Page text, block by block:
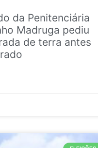
da Penitenciária
Madruga pediu
de terra antes